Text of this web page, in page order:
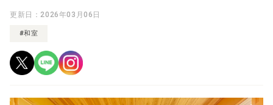
更新日：2026年03月06日
#和室